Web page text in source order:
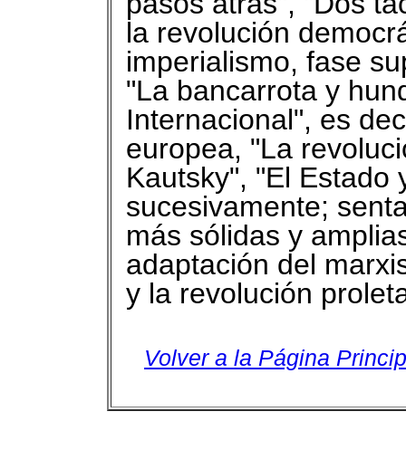
la revolución
imperialismo, fase
"La bancarrota y
Internacional", es
europea, "La
Kautsky", "El Estado
sucesivamente;
más sólidas y
adaptación del
y la revolución
Volver a la Página